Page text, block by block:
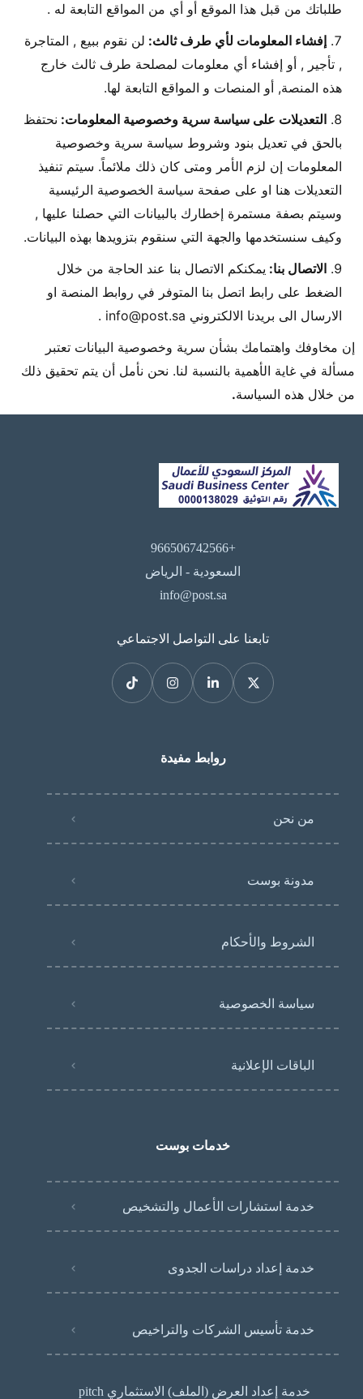
طلباتك من قبل هذا الموقع أو أي من المواقع التابعة له .
إفشاء المعلومات لأي طرف ثالث: لن نقوم ببيع , المتاجرة
, تأجير , أو إفشاء أي معلومات لمصلحة طرف ثالث خارج
هذه المنصة, أو المنصات و المواقع التابعة لها.
التعديلات على سياسة سرية وخصوصية المعلومات: نحتفظ
بالحق في تعديل بنود وشروط سياسة سرية وخصوصية
المعلومات إن لزم الأمر ومتى كان ذلك ملائماً. سيتم تنفيذ
التعديلات هنا او على صفحة سياسة الخصوصية الرئيسية
وسيتم بصفة مستمرة إخطارك بالبيانات التي حصلنا عليها ,
وكيف سنستخدمها والجهة التي سنقوم بتزويدها بهذه البيانات.
الاتصال بنا: يمكنكم الاتصال بنا عند الحاجة من خلال
الضغط على رابط اتصل بنا المتوفر في روابط المنصة او
الارسال الى بريدنا الالكتروني info@post.sa
.
إن مخاوفك واهتمامك بشأن سرية وخصوصية البيانات تعتبر
مسألة في غاية الأهمية بالنسبة لنا. نحن نأمل أن يتم تحقيق ذلك
من خلال هذه السياسة.
+966506742566
السعودية - الرياض
info@post.sa
تابعنا على التواصل الاجتماعي
روابط مفيدة
من نحن
مدونة بوست
الشروط والأحكام
سياسة الخصوصية
الباقات الإعلانية
خدمات بوست
خدمة استشارات الأعمال والتشخيص
خدمة إعداد دراسات الجدوى
خدمة تأسيس الشركات والتراخيص
خدمة إعداد العرض (الملف) الاستثماري pitch